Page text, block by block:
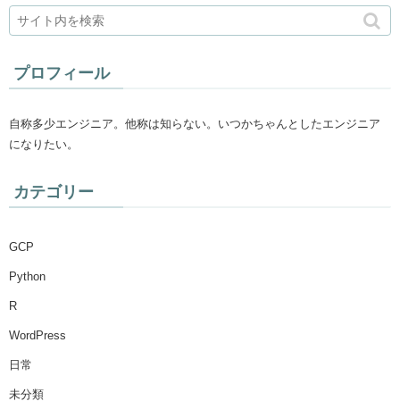
プロフィール
自称多少エンジニア。他称は知らない。いつかちゃんとしたエンジニア
になりたい。
カテゴリー
GCP
Python
R
WordPress
日常
未分類